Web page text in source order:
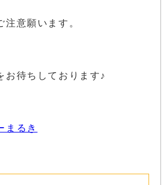
注意願います。
お待ちしております♪
まるき